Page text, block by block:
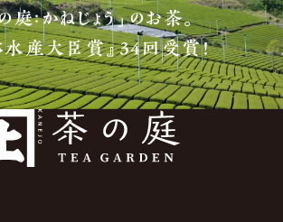
庭：かねじょう」のお茶。
水産大臣賞』34回受賞！